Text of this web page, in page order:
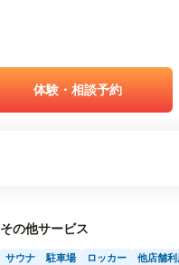
体験・相談予約
その他サービス
サウナ 駐車場 ロッカー 他店舗利